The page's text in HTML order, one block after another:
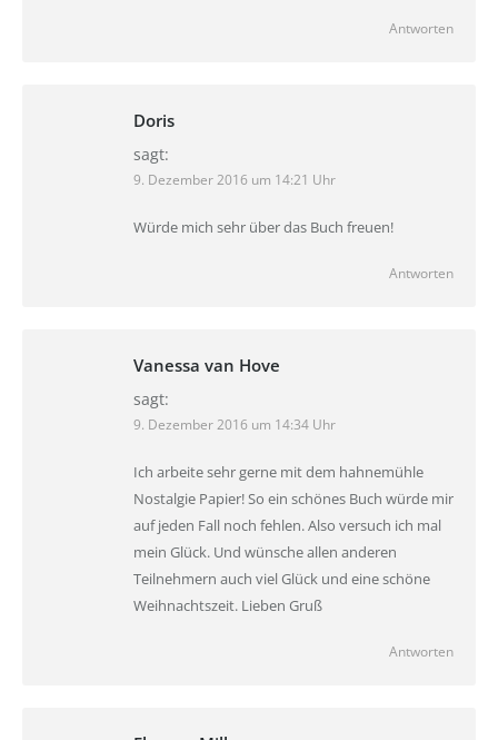
Antworten
Doris
sagt:
9. Dezember 2016 um 14:21 Uhr
Würde mich sehr über das Buch freuen!
Antworten
Vanessa van Hove
sagt:
9. Dezember 2016 um 14:34 Uhr
Ich arbeite sehr gerne mit dem hahnemühle
Nostalgie Papier! So ein schönes Buch würde mir
auf jeden Fall noch fehlen. Also versuch ich mal
mein Glück. Und wünsche allen anderen
Teilnehmern auch viel Glück und eine schöne
Weihnachtszeit. Lieben Gruß
Antworten